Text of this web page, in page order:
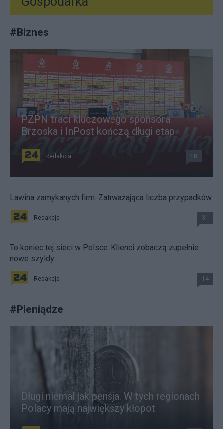
#Biznes
PZPN traci kluczowego sponsora.
Brzoska i InPost kończą długi etap
Redakcja 18
Lawina zamykanych firm. Zatrważająca liczba przypadków
Redakcja 31
To koniec tej sieci w Polsce. Klienci zobaczą zupełnie
nowe szyldy
Redakcja 14
#Pieniądze
Długi niemal jak pensja. W tych regionach
Polacy mają największy kłopot